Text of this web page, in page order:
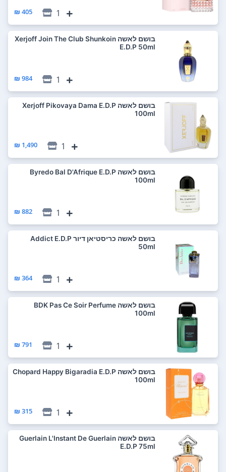
1
405 ₪
בושם לאשה Xerjoff Join The Club Shunkoin
E.D.P 50ml
1
984 ₪
בושם לאשה Xerjoff Pikovaya Dama E.D.P
100ml
1
1,490 ₪
בושם לאשה Byredo Bal D'Afrique E.D.P
100ml
1
882 ₪
בושם לאשה כריסטיאן דיור Addict E.D.P
50ml
1
364 ₪
בושם לאשה BDK Pas Ce Soir Perfume
100ml
1
791 ₪
בושם לאשה Chopard Happy Bigaradia E.D.P
100ml
1
315 ₪
בושם לאשה Guerlain L'Instant De Guerlain
E.D.P 75ml